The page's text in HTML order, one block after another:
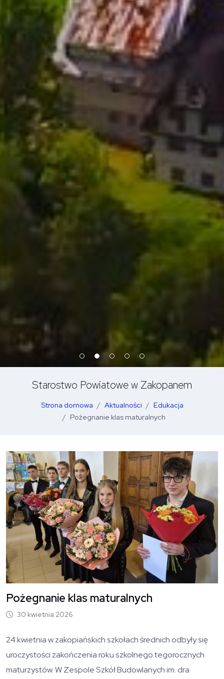
Starostwo Powiatowe w Zakopanem
Strona domowa Aktualności
Edukacja
Pożegnanie klas maturalnych
Pożegnanie klas maturalnych
30 kwietnia 2026
24 kwietnia w zakopiańskich szkołach średnich odbyły się
uroczystości zakończenia roku szkolnego tegorocznych
maturzystów. W Zespole Szkół Budowlanych im. dra